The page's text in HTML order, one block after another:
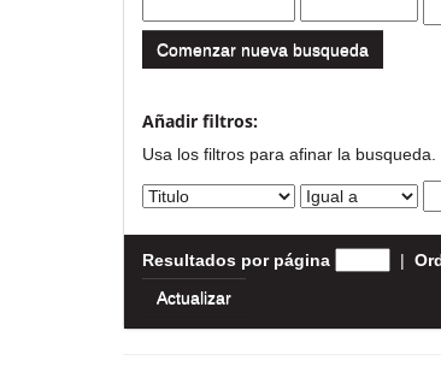
Comenzar nueva busqueda
Añadir filtros:
Usa los filtros para afinar la busqueda.
Resultados por página |